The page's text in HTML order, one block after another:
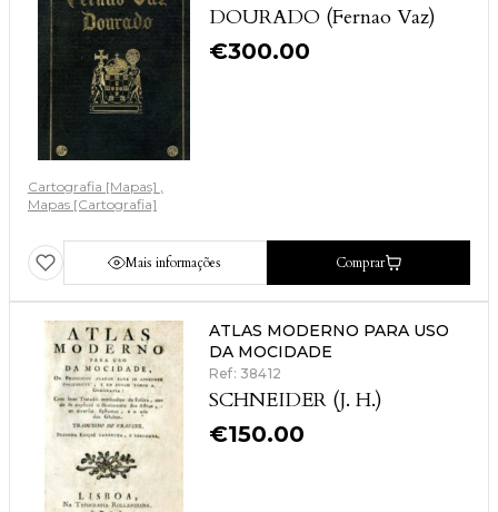
DOURADO (Fernao Vaz)
€300.00
Cartografia [Mapas]
Mapas [Cartografia]
Mais informações Comprar
ATLAS MODERNO PARA USO
DA MOCIDADE
Ref: 38412
SCHNEIDER (J. H.)
€150.00